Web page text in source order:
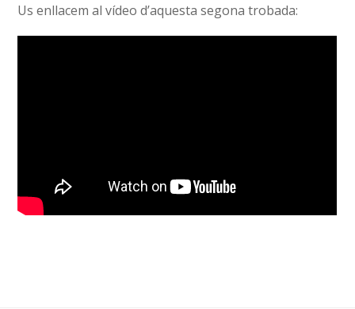
Us enllacem al vídeo d’aquesta segona trobada: